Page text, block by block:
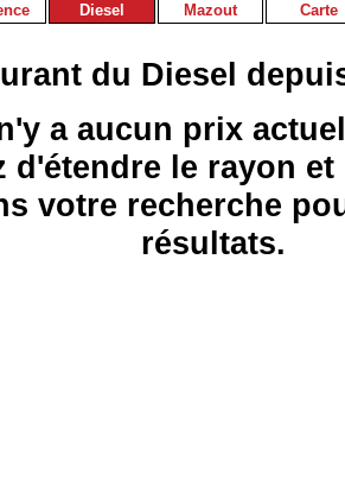
Diesel Mazout Carte
du Diesel
a aucun prix
d'étendre le rayon
votre recherche
résultats.